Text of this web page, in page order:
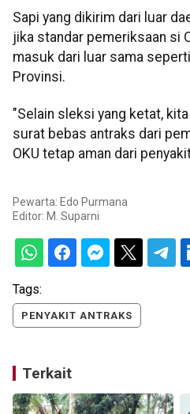
Sapi yang dikirim dari luar
jika standar pemeriksaan si
masuk dari luar sama
Provinsi.
"Selain sleksi yang ketat,
surat bebas antraks dari
OKU tetap aman dari
Pewarta: Edo Purmana
Editor: M. Suparni
Tags:
PENYAKIT ANTRAKS
Terkait